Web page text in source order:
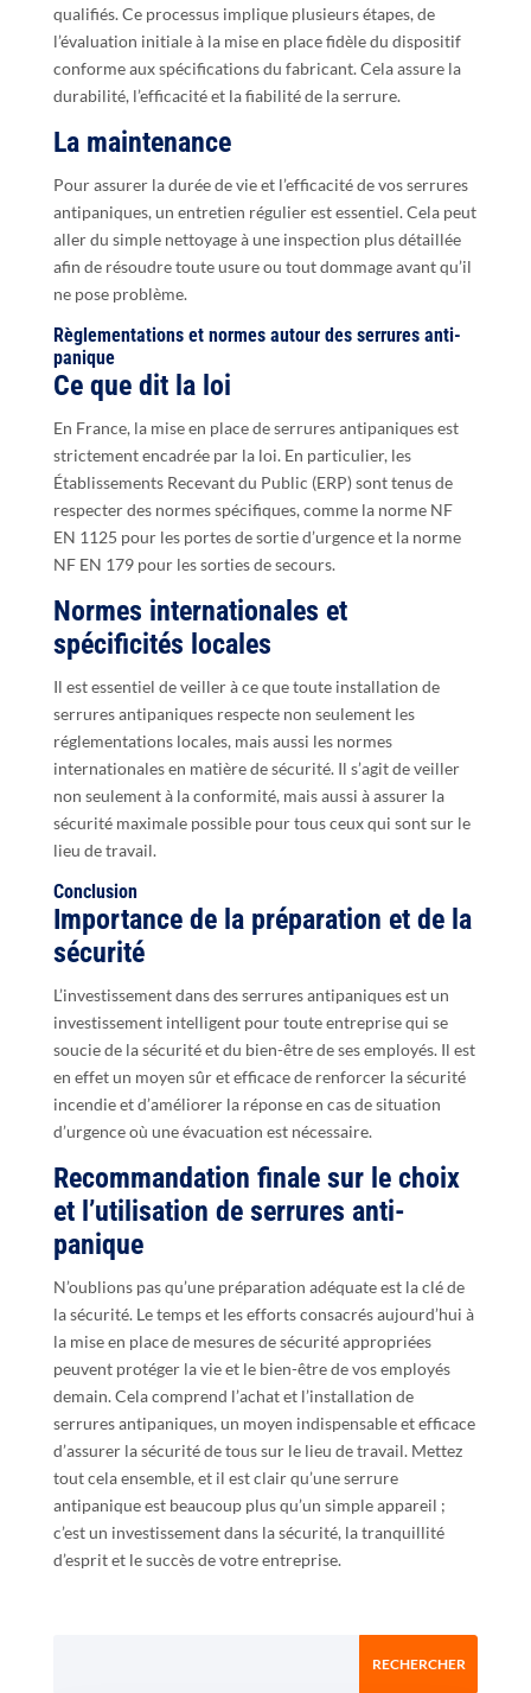
qualifiés. Ce processus implique plusieurs étapes, de
l’évaluation initiale à la mise en place fidèle du dispositif
conforme aux spécifications du fabricant. Cela assure la
durabilité, l’efficacité et la fiabilité de la serrure.
La maintenance
Pour assurer la durée de vie et l’efficacité de vos serrures
antipaniques, un entretien régulier est essentiel. Cela peut
aller du simple nettoyage à une inspection plus détaillée
afin de résoudre toute usure ou tout dommage avant qu’il
ne pose problème.
Règlementations et normes autour des serrures anti-
panique
Ce que dit la loi
En France, la mise en place de serrures antipaniques est
strictement encadrée par la loi. En particulier, les
Établissements Recevant du Public (ERP) sont tenus de
respecter des normes spécifiques, comme la norme NF
EN 1125 pour les portes de sortie d’urgence et la norme
NF EN 179 pour les sorties de secours.
Normes internationales et
spécificités locales
Il est essentiel de veiller à ce que toute installation de
serrures antipaniques respecte non seulement les
réglementations locales, mais aussi les normes
internationales en matière de sécurité. Il s’agit de veiller
non seulement à la conformité, mais aussi à assurer la
sécurité maximale possible pour tous ceux qui sont sur le
lieu de travail.
Conclusion
Importance de la préparation et de la
sécurité
L’investissement dans des serrures antipaniques est un
investissement intelligent pour toute entreprise qui se
soucie de la sécurité et du bien-être de ses employés. Il est
en effet un moyen sûr et efficace de renforcer la sécurité
incendie et d’améliorer la réponse en cas de situation
d’urgence où une évacuation est nécessaire.
Recommandation finale sur le choix
et l’utilisation de serrures anti-
panique
N’oublions pas qu’une préparation adéquate est la clé de
la sécurité. Le temps et les efforts consacrés aujourd’hui à
la mise en place de mesures de sécurité appropriées
peuvent protéger la vie et le bien-être de vos employés
demain. Cela comprend l’achat et l’installation de
serrures antipaniques, un moyen indispensable et efficace
d’assurer la sécurité de tous sur le lieu de travail. Mettez
tout cela ensemble, et il est clair qu’une serrure
antipanique est beaucoup plus qu’un simple appareil ;
c’est un investissement dans la sécurité, la tranquillité
d’esprit et le succès de votre entreprise.